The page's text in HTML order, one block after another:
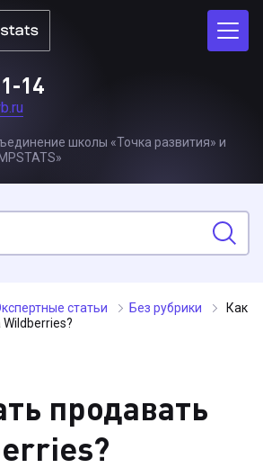
школы «Точка развития» и
14
статьи Без рубрики
Как
продавать